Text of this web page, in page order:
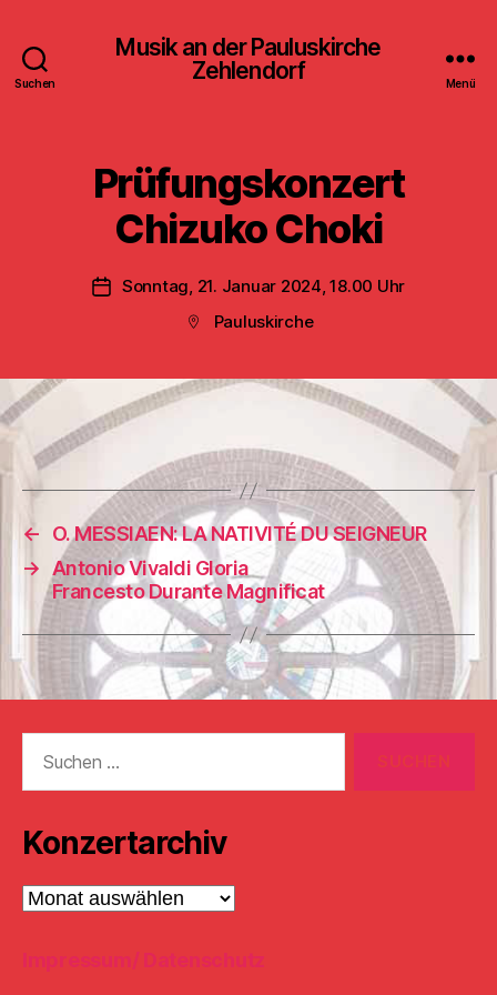
Suchen
Musik an der Pauluskirche
Zehlendorf
Menü
Prüfungskonzert
Chizuko Choki
Veröffentlichungsdatum
Sonntag, 21. Januar 2024, 18.00 Uhr
Beitragsort
Pauluskirche
←
O. MESSIAEN: LA NATIVITÉ DU SEIGNEUR
→ Antonio Vivaldi Gloria
Francesto Durante Magnificat
nach:
Konzertarchiv
Konzertarchiv
Impressum/ Datenschutz